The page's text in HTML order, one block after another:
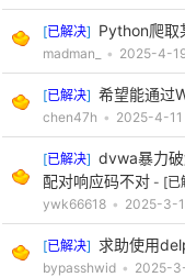
[已解决] Python爬取
madman_
• 2025-4-
[已解决] 希望能通过
chen47h • 2025-4-11
[已解决] dvwa暴力
配对响应码不对 - [已
ywk66618 • 2025-3-
[已解决] 求助使用
bypasshwid • 2025-